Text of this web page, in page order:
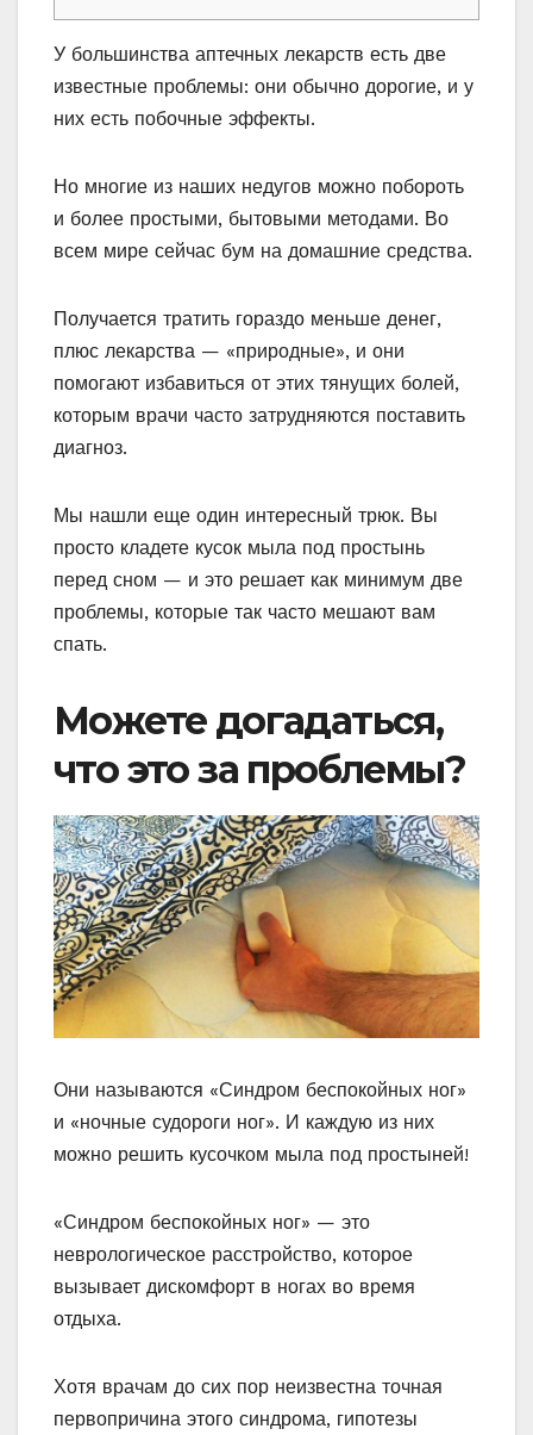
У большинства аптечных лекарств есть две
известные проблемы: они обычно дорогие, и у
них есть побочные эффекты.
Но многие из наших недугов можно побороть
и более простыми, бытовыми методами. Во
всем мире сейчас бум на домашние средства.
Получается тратить гораздо меньше денег,
плюс лекарства — «природные», и они
помогают избавиться от этих тянущих болей,
которым врачи часто затрудняются поставить
диагноз.
Мы нашли еще один интересный трюк. Вы
просто кладете кусок мыла под простынь
перед сном — и это решает как минимум две
проблемы, которые так часто мешают вам
спать.
Можете догадаться,
что это за проблемы?
Они называются «Синдром беспокойных ног»
и «ночные судороги ног». И каждую из них
можно решить кусочком мыла под простыней!
«Синдром беспокойных ног» — это
неврологическое расстройство, которое
вызывает дискомфорт в ногах во время
отдыха.
Хотя врачам до сих пор неизвестна точная
первопричина этого синдрома, гипотезы